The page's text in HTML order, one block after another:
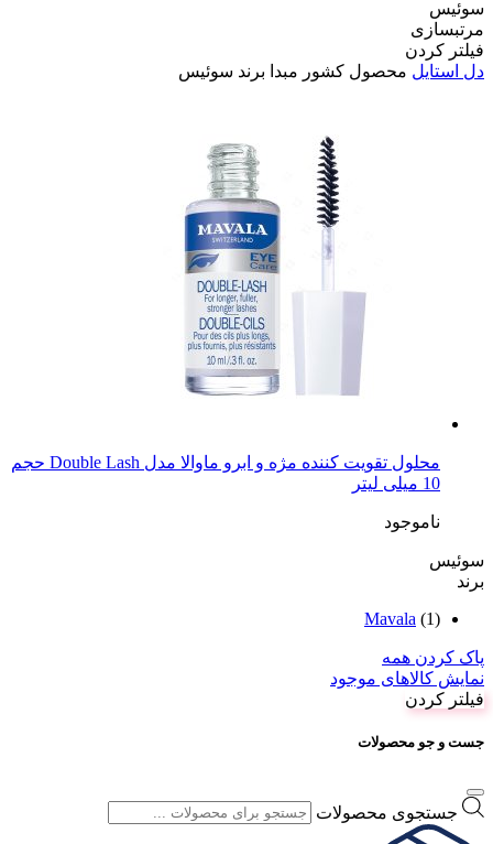
سوئيس
مرتبسازی
فیلتر کردن
دل استایل محصول کشور مبدا برند سوئيس
محلول تقویت کننده مژه و ابرو ماوالا مدل Double Lash حجم
10 میلی لیتر
ناموجود
سوئيس
برند
Mavala (1)
پاک کردن همه
نمایش کالاهای موجود
فیلتر کردن
جست و جو محصولات
جستجوی محصولات